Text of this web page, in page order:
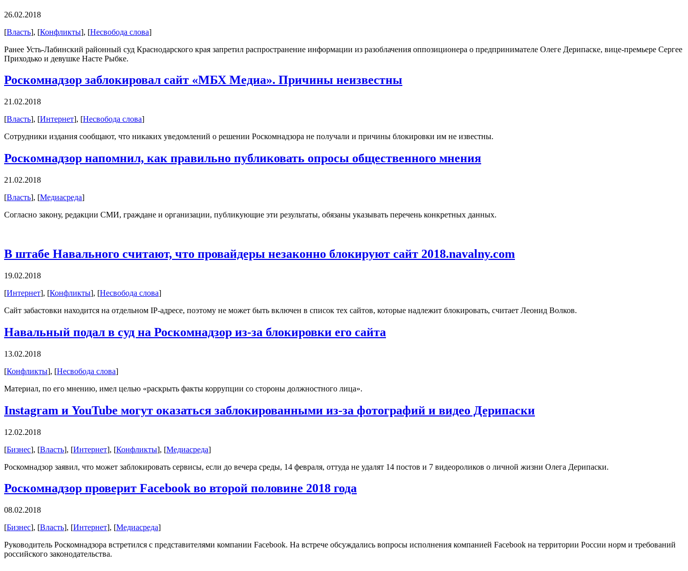
26.02.2018
[Власть], [Конфликты], [Несвобода слова]
Ранее Усть-Лабинский районный суд Краснодарского края запретил распространение информации из разоблачения оппозиционера о предпринимателе Олеге Дерипаске, вице-премьере Сергее
Приходько и девушке Насте Рыбке.
Роскомнадзор заблокировал сайт «МБХ Медиа». Причины неизвестны
21.02.2018
[Власть], [Интернет], [Несвобода слова]
Сотрудники издания сообщают, что никаких уведомлений о решении Роскомнадзора не получали и причины блокировки им не известны.
Роскомнадзор напомнил, как правильно публиковать опросы общественного мнения
21.02.2018
[Власть], [Медиасреда]
Согласно закону, редакции СМИ, граждане и организации, публикующие эти результаты, обязаны указывать перечень конкретных данных.
В штабе Навального считают, что провайдеры незаконно блокируют сайт 2018.navalny.com
19.02.2018
[Интернет], [Конфликты], [Несвобода слова]
Сайт забастовки находится на отдельном IP-адресе, поэтому не может быть включен в список тех сайтов, которые надлежит блокировать, считает Леонид Волков.
Навальный подал в суд на Роскомнадзор из-за блокировки его сайта
13.02.2018
[Конфликты], [Несвобода слова]
Материал, по его мнению, имел целью «раскрыть факты коррупции со стороны должностного лица».
Instagram и YouTube могут оказаться заблокированными из-за фотографий и видео Дерипаски
12.02.2018
[Бизнес], [Власть], [Интернет], [Конфликты], [Медиасреда]
Роскомнадзор заявил, что может заблокировать сервисы, если до вечера среды, 14 февраля, оттуда не удалят 14 постов и 7 видеороликов о личной жизни Олега Дерипаски.
Роскомнадзор проверит Facebook во второй половине 2018 года
08.02.2018
[Бизнес], [Власть], [Интернет], [Медиасреда]
Руководитель Роскомнадзора встретился с представителями компании Facebook. На встрече обсуждались вопросы исполнения компанией Facebook на территории России норм и требований
российского законодательства.